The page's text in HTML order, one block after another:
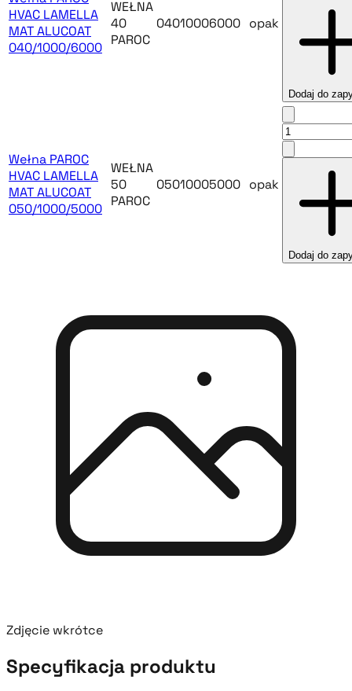
HVAC LAMELLA
MAT ALUCOAT
040/1000/6000
WEŁNA
40
PAROC
04010006000 opak
Dodaj do
Wełna PAROC
HVAC LAMELLA
MAT ALUCOAT
050/1000/5000
WEŁNA
50
PAROC
05010005000 opak
Dodaj do
Zdjęcie wkrótce
Specyfikacja produktu